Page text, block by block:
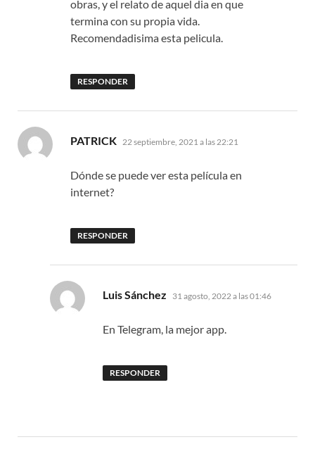
obras, y el relato de aquel dia en que
termina con su propia vida.
Recomendadisima esta pelicula.
RESPONDER
PATRICK dice:
22 septiembre, 2021 a las 22:21
Dónde se puede ver esta película en
internet?
RESPONDER
Luis Sánchez dice:
31 agosto, 2022 a las 01:46
En Telegram, la mejor app.
RESPONDER